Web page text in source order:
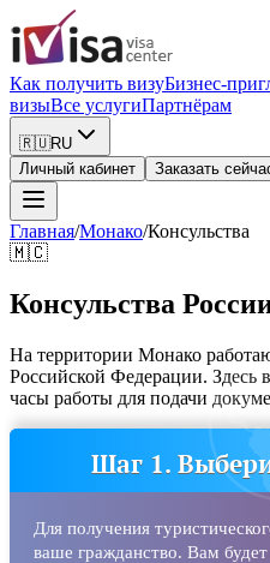
Как получить визуБизнес-
визыВсе услугиПартнёрам
🇷🇺RU
Личный кабинет
Заказать
Главная/Монако/Консульства
🇲🇨
Консульства
На территории Монако
Российской Федерации. Здесь
часы работы для подачи
Шаг 1.
Для получения
ваше гражданство. Вам